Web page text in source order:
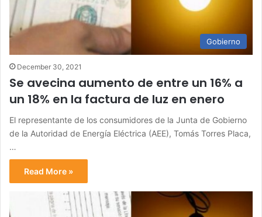
Gobierno
December 30, 2021
Se avecina aumento de entre un 16% a
un 18% en la factura de luz en enero
El representante de los consumidores de la Junta de Gobierno
de la Autoridad de Energía Eléctrica (AEE), Tomás Torres Placa,
…
Read More »